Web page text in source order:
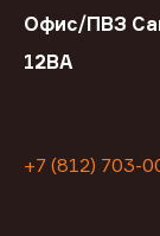
Офис/ПВЗ
12ВА
+7 (812) 703-